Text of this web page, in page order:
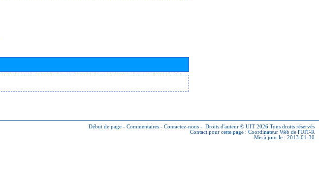
Début de page - Commentaires - Contactez-nous - Droits d'auteur © UIT 2026 Tous droits réservés
Contact pour cette page : Coordinateur Web de l'UIT-R
Mis à jour le : 2013-01-30